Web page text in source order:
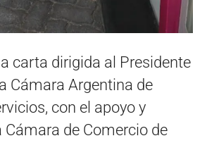
carta dirigida al Presidente
Cámara Argentina de
con el apoyo y
Cámara de Comercio de